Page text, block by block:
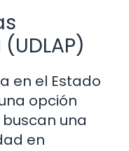
en el Estado
opción
una
en